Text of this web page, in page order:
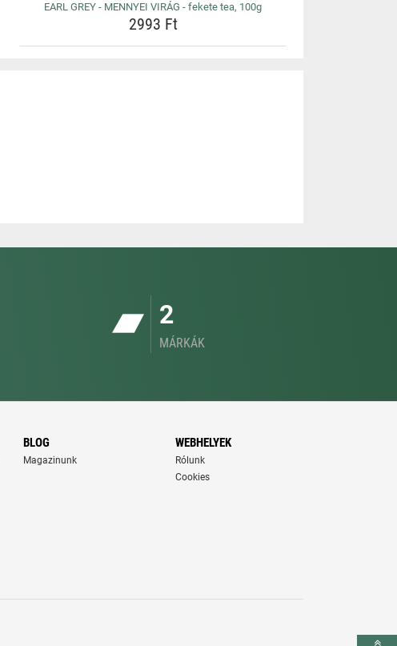
EARL GREY - MENNYEI VIRÁG - fekete tea, 100g
2993 Ft
2
MÁRKÁK
BLOG
Magazinunk
WEBHELYEK
Rólunk
Cookies